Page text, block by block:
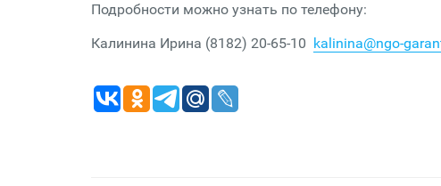
Подробности можно узнать по телефону:
Калинина Ирина (8182) 20-65-10 kalinina@ngo-